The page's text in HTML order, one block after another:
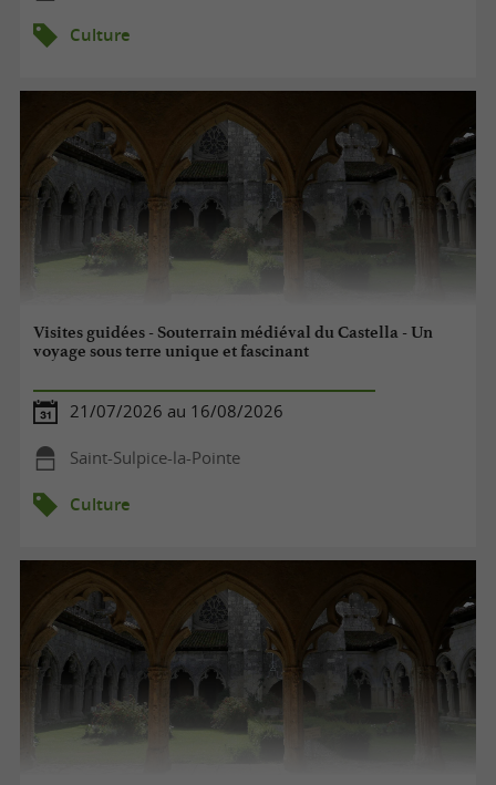
Culture
Visites guidées - Souterrain médiéval du Castella - Un
voyage sous terre unique et fascinant
21/07/2026 au 16/08/2026
Saint-Sulpice-la-Pointe
Culture